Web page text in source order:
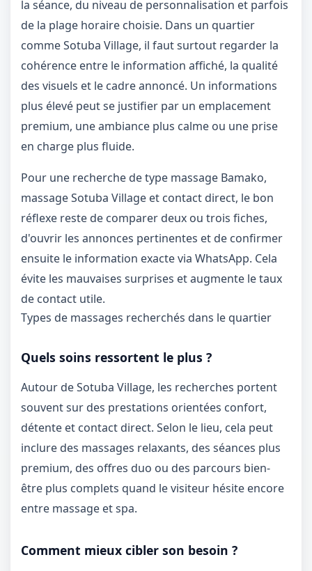
la séance, du niveau de personnalisation et parfois
de la plage horaire choisie. Dans un quartier
comme Sotuba Village, il faut surtout regarder la
cohérence entre le information affiché, la qualité
des visuels et le cadre annoncé. Un informations
plus élevé peut se justifier par un emplacement
premium, une ambiance plus calme ou une prise
en charge plus fluide.
Pour une recherche de type massage Bamako,
massage Sotuba Village et contact direct, le bon
réflexe reste de comparer deux ou trois fiches,
d'ouvrir les annonces pertinentes et de confirmer
ensuite le information exacte via WhatsApp. Cela
évite les mauvaises surprises et augmente le taux
de contact utile.
Types de massages recherchés dans le quartier
Quels soins ressortent le plus ?
Autour de Sotuba Village, les recherches portent
souvent sur des prestations orientées confort,
détente et contact direct. Selon le lieu, cela peut
inclure des massages relaxants, des séances plus
premium, des offres duo ou des parcours bien-
être plus complets quand le visiteur hésite encore
entre massage et spa.
Comment mieux cibler son besoin ?
1 / 1
⛶ ↓